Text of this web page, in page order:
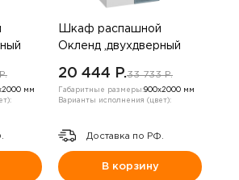
мм
Шкаф распашной
Окленд ,двухдверный
20 444 P.33 733 P.
Габаритные размеры:900х2000 мм
Варианты исполнения (цвет):
Доставка по РФ.
В корзину